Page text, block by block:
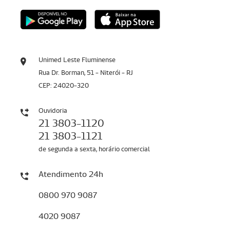
Unimed Leste Fluminense
Rua Dr. Borman, 51 - Niterói - RJ
CEP: 24020-320
Ouvidoria
21 3803-1120
21 3803-1121
de segunda a sexta, horário comercial
Atendimento 24h
0800 970 9087
4020 9087